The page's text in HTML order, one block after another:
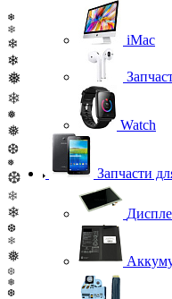
❄
❄
❄
❄
❅
❄
❅
❅
❆
❅
❆
❄
❄
❆
❄
❅
❆
❅
❆
iMac
Watch
Запчасти